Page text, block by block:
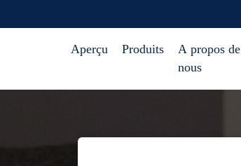
Aperçu Produits
A propos de
nous